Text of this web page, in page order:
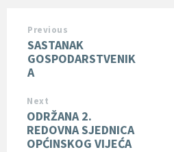
Previous
SASTANAK
GOSPODARSTVENIK
A
Next
ODRŽANA 2.
REDOVNA SJEDNICA
OPĆINSKOG VIJEĆA